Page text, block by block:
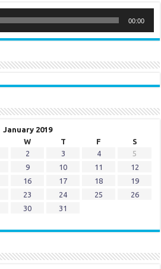
00:00
January 2019
W T F
S
2 3 4
5
9 10 11
12
16 17 18
19
23 24 25
26
30
31